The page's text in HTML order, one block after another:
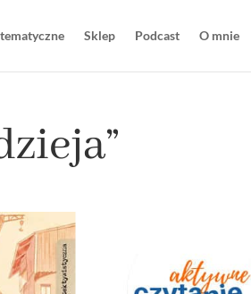
Sklep Podcast O mnie